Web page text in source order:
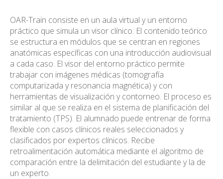
OAR-Train consiste en un aula virtual y un entorno
práctico que simula un visor clínico. El contenido teórico
se estructura en módulos que se centran en regiones
anatómicas específicas con una introducción audiovisual
a cada caso. El visor del entorno práctico permite
trabajar con imágenes médicas (tomografía
computarizada y resonancia magnética) y con
herramientas de visualización y contorneo. El proceso es
similar al que se realiza en el sistema de planificación del
tratamiento (TPS). El alumnado puede entrenar de forma
flexible con casos clínicos reales seleccionados y
clasificados por expertos clínicos. Recibe
retroalimentación automática mediante el algoritmo de
comparación entre la delimitación del estudiante y la de
un experto.